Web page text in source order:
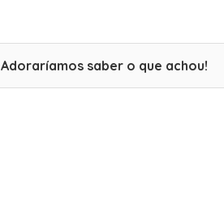
Adoraríamos saber o que achou!